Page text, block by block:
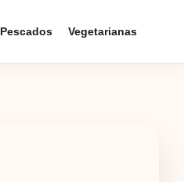
Pescados Vegetarianas